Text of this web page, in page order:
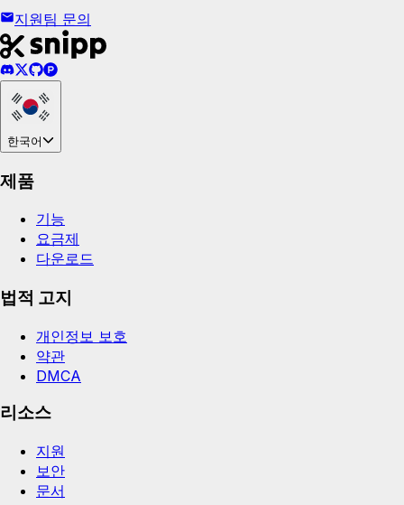
지원팀 문의
한국어
제품
기능
요금제
다운로드
법적 고지
개인정보 보호
약관
DMCA
리소스
지원
보안
문서